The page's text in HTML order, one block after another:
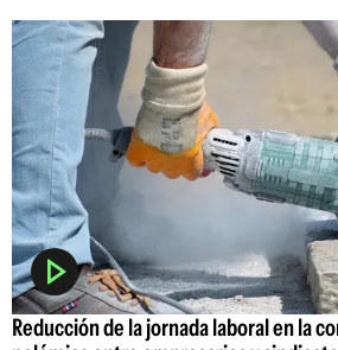
Reducción de la jornada laboral en la